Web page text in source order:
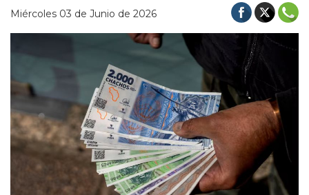
Miércoles 03 de Junio de 2026